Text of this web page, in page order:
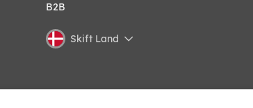
B2B
Skift Land